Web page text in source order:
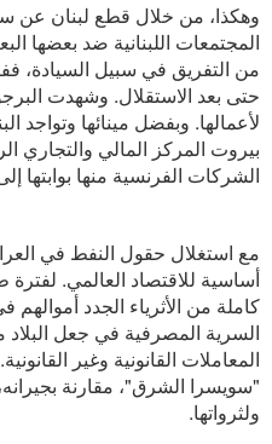
وهكذا، من خلال قطع لبنان عن
المجتمعات اللبنانية ضد بعضها
من التفريق في سبيل السيادة،
حتى بعد الاستقلال. وشهدت
لأعمالها. وبفضل مينائها وتواجد
بيروت المركز المالي والتجاري
الشركات الفرنسية منها بوابتها
مع استغلال حقول النفط في
أساسية للاقتصاد العالمي.
كاملة من الأثرياء الجدد
السرية المصرفية في جعل البلاد
المعاملات القانونية وغير
"سويسرا الشرق"، مقارنة بجيرانه،
ولثرواتها.